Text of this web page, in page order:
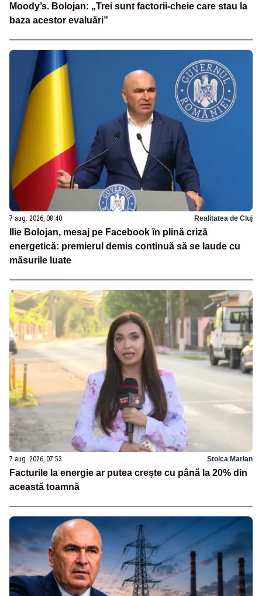
Moody’s. Bolojan: „Trei sunt factorii-cheie care stau la
baza acestor evaluări”
7 aug. 2026, 08:40 Realitatea de Cluj
Ilie Bolojan, mesaj pe Facebook în plină criză
energetică: premierul demis continuă să se laude cu
măsurile luate
7 aug. 2026, 07:53 Stoica Marian
Facturile la energie ar putea crește cu până la 20% din
această toamnă